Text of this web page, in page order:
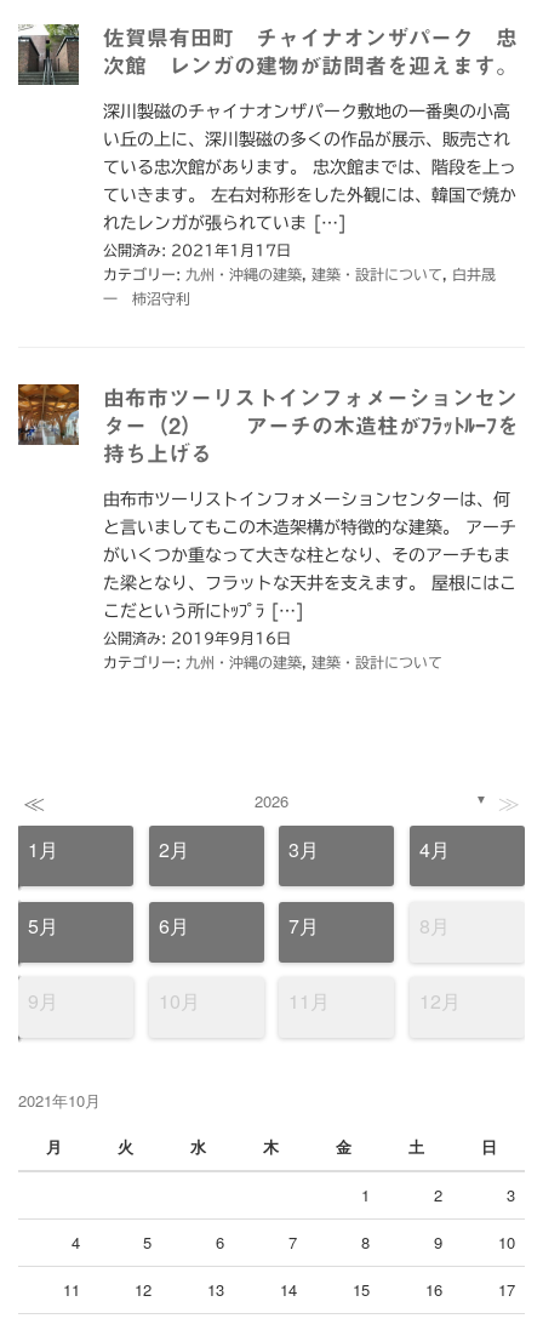
佐賀県有田町 チャイナオンザパーク 忠
次館 レンガの建物が訪問者を迎えます。
深川製磁のチャイナオンザパーク敷地の一番奥の小高
い丘の上に、深川製磁の多くの作品が展示、販売され
ている忠次館があります。 忠次館までは、階段を上っ
ていきます。 左右対称形をした外観には、韓国で焼か
れたレンガが張られていま […]
公開済み: 2021年1月17日
カテゴリー: 九州・沖縄の建築 建築・設計について
白井晟
一 柿沼守利
由布市ツーリストインフォメーションセン
ター（2） アーチの木造柱がﾌﾗｯﾄﾙｰﾌを
持ち上げる
由布市ツーリストインフォメーションセンターは、何
と言いましてもこの木造架構が特徴的な建築。 アーチ
がいくつか重なって大きな柱となり、そのアーチもま
た梁となり、フラットな天井を支えます。 屋根にはこ
こだという所にﾄｯﾌﾟﾗ […]
公開済み: 2019年9月16日
カテゴリー: 九州・沖縄の建築 建築・設計について
≪ 2026 ▼ ≫
1月 2月 3月 4月
5月 6月 7月 8月
9月 10月 11月 12月
2021年10月
月
火 水 木 金 土 日
1 2 3
4 5 6 7 8 9 10
11 12 13 14 15 16 17